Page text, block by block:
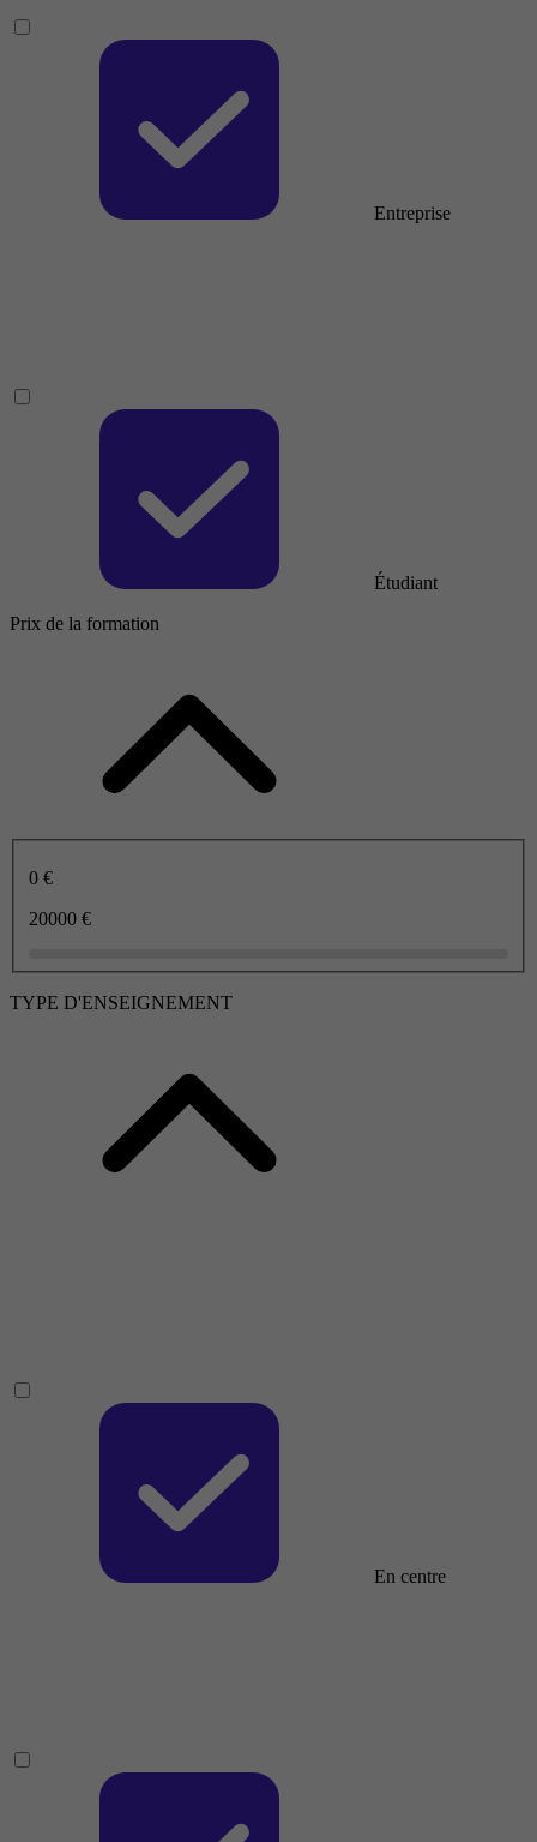
Entreprise
Étudiant
Prix de la formation
0 €
20000 €
TYPE D'ENSEIGNEMENT
En centre